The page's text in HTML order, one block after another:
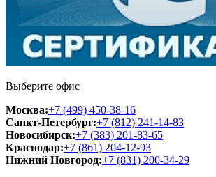
Выберите офис
Москва:+7 (499) 450-38-16
Санкт-Петербург:+7 (812) 241-14-83
Новосибирск:+7 (383) 201-83-65
Краснодар:+7 (861) 204-12-93
Нижний Новгород:+7 (831) 200-34-29